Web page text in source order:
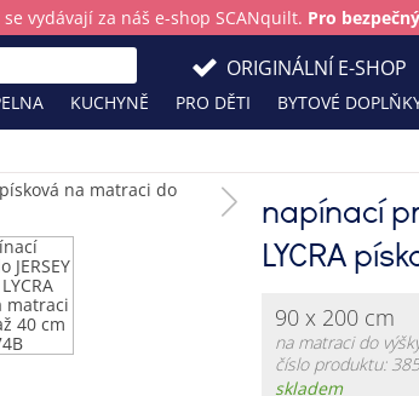
vydávají za náš e-shop SCANquilt. Pro
KUCHYNĚ PRO DĚTI BYTOVÉ
ORIGINÁLNÍ E-SHOP
napínací
LYCRA
90 x 200 cm
na matraci do
číslo produktu:
skladem